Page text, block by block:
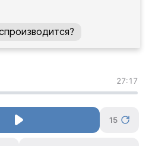
27:17
15